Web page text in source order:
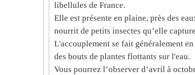
libellules de France.
Elle est présente en plaine, près des
nourrit de petits insectes qu’elle
L'accouplement se fait généralement
des bouts de plantes flottants sur l'eau.
Vous pourrez l’observer d’avril à